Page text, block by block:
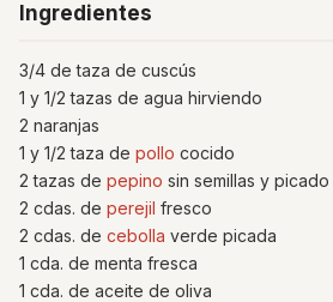
Ingredientes
3/4 de taza de cuscús
1 y 1/2 tazas de agua hirviendo
2 naranjas
1 y 1/2 taza de pollo cocido
2 tazas de pepino sin semillas y picado
2 cdas. de perejil fresco
2 cdas. de cebolla verde picada
1 cda. de menta fresca
1 cda. de aceite de oliva